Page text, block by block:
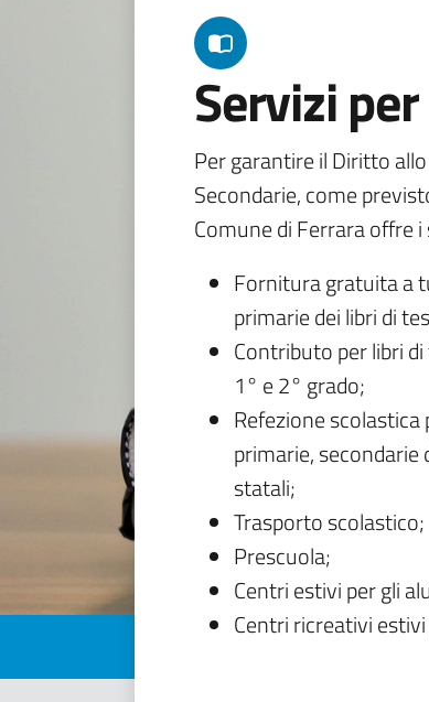
Servizi
Per garantire il Diritto
Secondarie, come
Comune di Ferrara offre i
Fornitura gratuita a
primarie dei libri di
Contributo per libri
1° e 2° grado;
Refezione
primarie, secondarie
statali;
Trasporto scolastico;
Prescuola;
Centri estivi per gli
Centri ricreativi